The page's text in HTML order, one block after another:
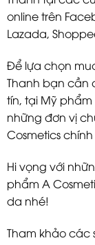
online trên
Lazada,
Để lựa chọn
Thanh bạn cần
tín, tại Mỹ
những đơn vị
Cosmetics
Hi vọng với
phẩm A
da nhé!
Tham khảo các